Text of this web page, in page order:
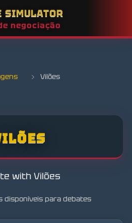
SIMULATOR
negociação
› Vilões
with Vilões
disponíveis para debates